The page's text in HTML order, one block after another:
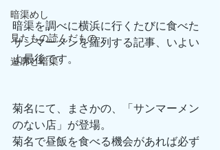
暗渠めし
見たもの読んだもの
遊廓と暗渠
暗渠を調べに横浜に行くたびに食べた
サンマーメンを羅列する記事、いよい
よ最後です。
菊名にて、まさかの、「サンマーメン
のない店」が登場。
菊名で昼飯を食べる機会があれば必ず